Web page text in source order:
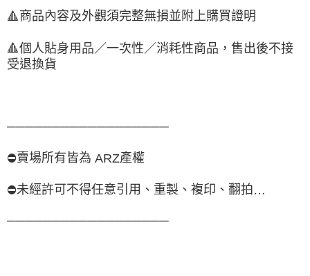
🔺商品內容及外觀須完整無損並附上購買證明
🔺個人貼身用品／一次性／消耗性商品，售出後不接
受退換貨
──────────────────
⛔賣場所有皆為 ARZ產權
⛔未經許可不得任意引用、重製、複印、翻拍…
──────────────────